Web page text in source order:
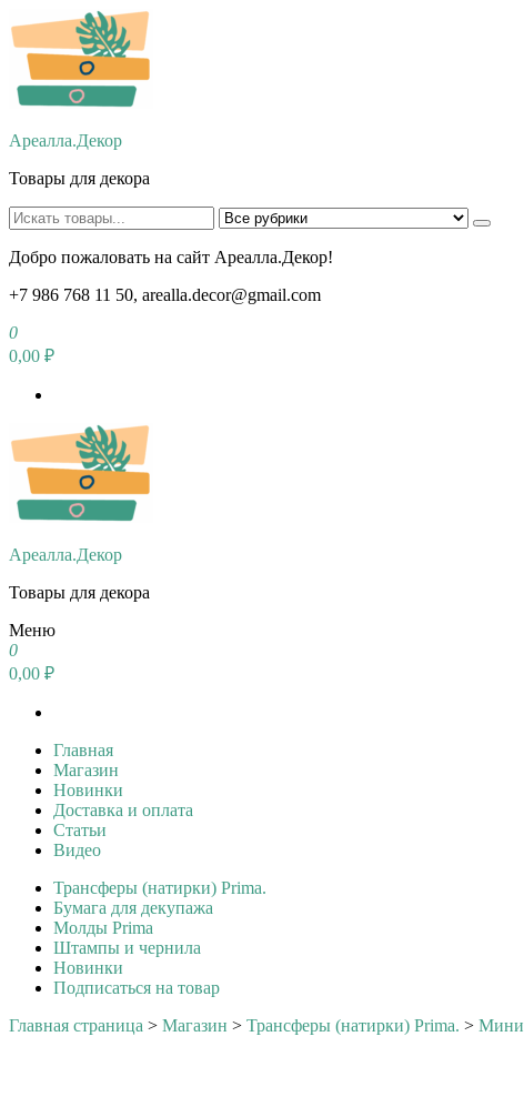
Перейти
к
содержимому
Ареалла.Декор
Товары для декора
Добро пожаловать на сайт Ареалла.Декор!
+7 986 768 11 50, arealla.decor@gmail.com
0
0,00 ₽
Ареалла.Декор
Товары для декора
Меню
0
0,00 ₽
Главная
Магазин
Новинки
Доставка и оплата
Статьи
Видео
Трансферы (натирки) Prima.
Бумага для декупажа
Молды Prima
Штампы и чернила
Новинки
Подписаться на товар
Главная страница > Магазин > Трансферы (натирки) Prima. > Мини